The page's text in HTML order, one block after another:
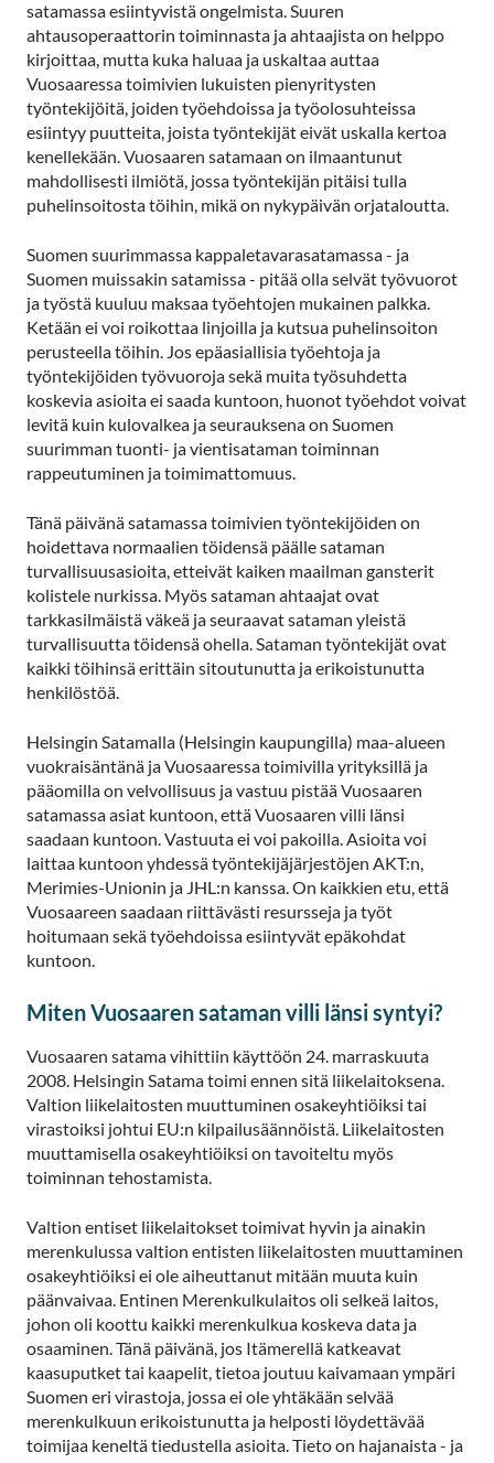
satamassa esiintyvistä ongelmista. Suuren
ahtausoperaattorin toiminnasta ja ahtaajista on helppo
kirjoittaa, mutta kuka haluaa ja uskaltaa auttaa
Vuosaaressa toimivien lukuisten pienyritysten
työntekijöitä, joiden työehdoissa ja työolosuhteissa
esiintyy puutteita, joista työntekijät eivät uskalla kertoa
kenellekään. Vuosaaren satamaan on ilmaantunut
mahdollisesti ilmiötä, jossa työntekijän pitäisi tulla
puhelinsoitosta töihin, mikä on nykypäivän orjataloutta.
Suomen suurimmassa kappaletavarasatamassa - ja
Suomen muissakin satamissa - pitää olla selvät työvuorot
ja työstä kuuluu maksaa työehtojen mukainen palkka.
Ketään ei voi roikottaa linjoilla ja kutsua puhelinsoiton
perusteella töihin. Jos epäasiallisia työehtoja ja
työntekijöiden työvuoroja sekä muita työsuhdetta
koskevia asioita ei saada kuntoon, huonot työehdot voivat
levitä kuin kulovalkea ja seurauksena on Suomen
suurimman tuonti- ja vientisataman toiminnan
rappeutuminen ja toimimattomuus.
Tänä päivänä satamassa toimivien työntekijöiden on
hoidettava normaalien töidensä päälle sataman
turvallisuusasioita, etteivät kaiken maailman gansterit
kolistele nurkissa. Myös sataman ahtaajat ovat
tarkkasilmäistä väkeä ja seuraavat sataman yleistä
turvallisuutta töidensä ohella. Sataman työntekijät ovat
kaikki töihinsä erittäin sitoutunutta ja erikoistunutta
henkilöstöä.
Helsingin Satamalla (Helsingin kaupungilla) maa-alueen
vuokraisäntänä ja Vuosaaressa toimivilla yrityksillä ja
pääomilla on velvollisuus ja vastuu pistää Vuosaaren
satamassa asiat kuntoon, että Vuosaaren villi länsi
saadaan kuntoon. Vastuuta ei voi pakoilla. Asioita voi
laittaa kuntoon yhdessä työntekijäjärjestöjen AKT:n,
Merimies-Unionin ja JHL:n kanssa. On kaikkien etu, että
Vuosaareen saadaan riittävästi resursseja ja työt
hoitumaan sekä työehdoissa esiintyvät epäkohdat
kuntoon.
Miten Vuosaaren sataman villi länsi syntyi?
Vuosaaren satama vihittiin käyttöön 24. marraskuuta
2008. Helsingin Satama toimi ennen sitä liikelaitoksena.
Valtion liikelaitosten muuttuminen osakeyhtiöiksi tai
virastoiksi johtui EU:n kilpailusäännöistä. Liikelaitosten
muuttamisella osakeyhtiöiksi on tavoiteltu myös
toiminnan tehostamista.
Valtion entiset liikelaitokset toimivat hyvin ja ainakin
merenkulussa valtion entisten liikelaitosten muuttaminen
osakeyhtiöiksi ei ole aiheuttanut mitään muuta kuin
päänvaivaa. Entinen Merenkulkulaitos oli selkeä laitos,
johon oli koottu kaikki merenkulkua koskeva data ja
osaaminen. Tänä päivänä, jos Itämerellä katkeavat
kaasuputket tai kaapelit, tietoa joutuu kaivamaan ympäri
Suomen eri virastoja, jossa ei ole yhtäkään selvää
merenkulkuun erikoistunutta ja helposti löydettävää
toimijaa keneltä tiedustella asioita. Tieto on hajanaista - ja